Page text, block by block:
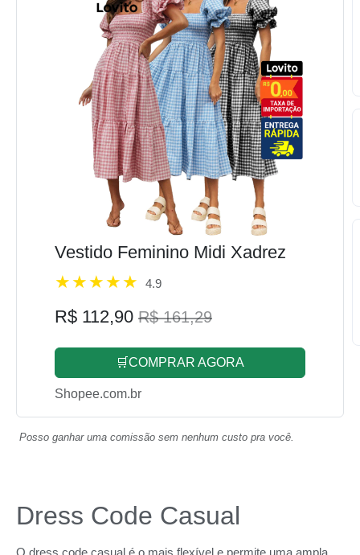
Vestido Feminino Midi Xadrez
4.9
R$ 112,90 R$ 161,29
🛒COMPRAR AGORA
Shopee.com.br
Posso ganhar uma comissão sem nenhum custo pra você.
Dress Code Casual